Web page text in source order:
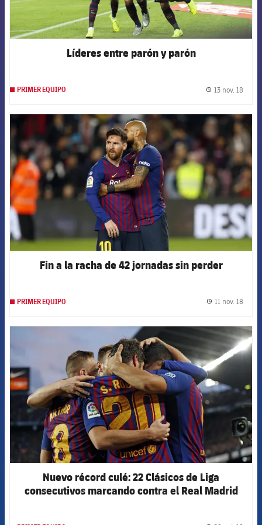
Líderes entre parón y parón
PRIMER EQUIPO 13 nov. 18
FCB Barcelona badge
Fin a la racha de 42 jornadas sin perder
PRIMER EQUIPO 11 nov. 18
FCB Barcelona badge
Nuevo récord culé: 22 Clásicos de Liga
consecutivos marcando contra el Real Madrid